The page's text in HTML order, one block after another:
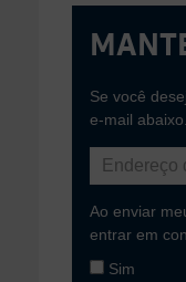
Se você
e-mail abaixo.
Ao enviar
entrar em
Sim